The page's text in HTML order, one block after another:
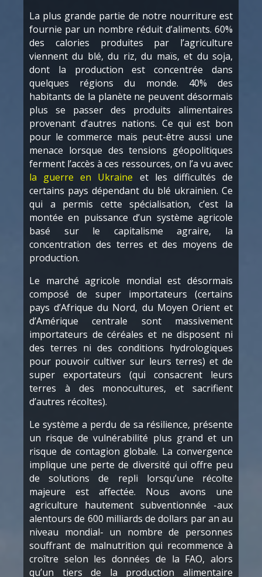
La plus grande partie de notre nourriture est
fournie par un nombre réduit d’aliments. 60%
des calories produites par l’agriculture
viennent du blé, du riz, du maïs, et du soja,
dont la production est concentrée dans
quelques régions du monde. 40% des
habitants de la planète ne peuvent désormais
plus se passer des produits alimentaires
provenant d’autres nations. Ce qui est bon
pour le commerce mais peut-être aussi une
menace lorsque des tensions géopolitiques
ferment l’accès à ces ressources, on l’a vu avec
la guerre en Ukraine et les difficultés de
certains pays dépendant du blé ukrainien. Ce
qui a permis cette spécialisation, c’est la
montée en puissance d’un système agricole
basé sur le capitalisme agraire, la
concentration des terres et des moyens de
production.
Le marché agricole mondial est désormais
composé de super importateurs (certains
pays d’Afrique du Nord, du Moyen Orient et
d’Amérique centrale sont massivement
importateurs de céréales et ne disposent ni
des terres ni des conditions hydrologiques
pour pouvoir cultiver sur leurs terres) et de
super exportateurs (qui consacrent leurs
terres à des monocultures, et sacrifient
d’autres récoltes).
Le système a perdu de sa résilience, présente
un risque de vulnérabilité plus grand et un
risque de contagion globale. La convergence
implique une perte de diversité qui offre peu
de solutions de repli lorsqu’une récolte
majeure est affectée. Nous avons une
agriculture hautement subventionnée -aux
alentours de 600 milliards de dollars par an au
niveau mondial- un nombre de personnes
souffrant de malnutrition qui recommence à
croître selon les données de la FAO, alors
qu’un tiers de la production alimentaire